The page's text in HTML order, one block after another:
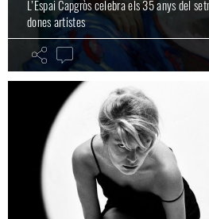
L’Espai Capgròs celebra els 35 anys del
dones artistes